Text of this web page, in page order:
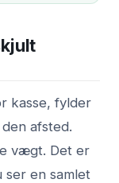
kasse, fylder
afsted.
vægt. Det er
en samlet